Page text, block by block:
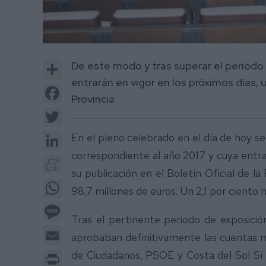
Share
Facebook
LinkedIn
Meneame
WhatsApp
Print
De este modo y tras superar el
entrarán en vigor en los próximos días,
Provincia
En el pleno celebrado en el día de hoy
correspondiente al año 2017 y cuya
su publicación en el Boletín Oficial de la
98,7 millones de euros. Un 2,1 por ciento
Tras el pertinente periodo de
aprobaban definitivamente las cuentas
de Ciudadanos, PSOE y Costa del Sol